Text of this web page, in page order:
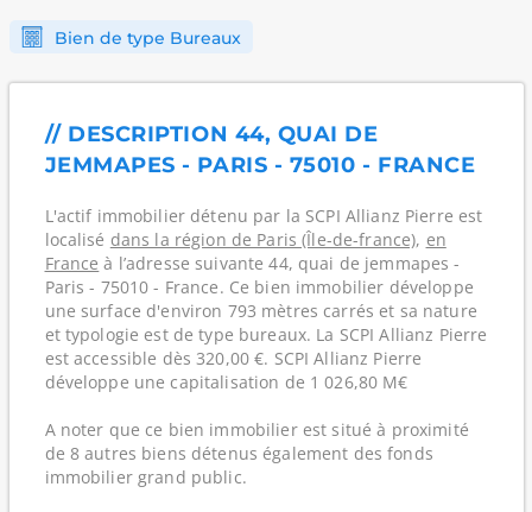
Bien de type Bureaux
// DESCRIPTION 44, QUAI DE
JEMMAPES - PARIS - 75010 - FRANCE
L'actif immobilier détenu par la SCPI Allianz Pierre est
localisé dans la région de Paris (Île-de-france), en
France à l’adresse suivante 44, quai de jemmapes -
Paris - 75010 - France. Ce bien immobilier développe
une surface d'environ 793 mètres carrés et sa nature
et typologie est de type bureaux. La SCPI Allianz Pierre
est accessible dès 320,00 €. SCPI Allianz Pierre
développe une capitalisation de 1 026,80 M€
A noter que ce bien immobilier est situé à proximité
de 8 autres biens détenus également des fonds
immobilier grand public.